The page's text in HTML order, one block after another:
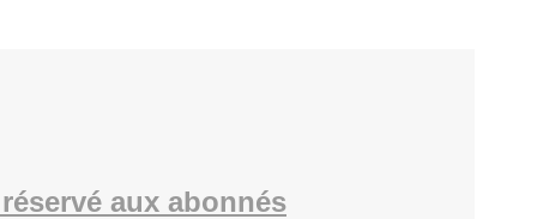
aux abonnés